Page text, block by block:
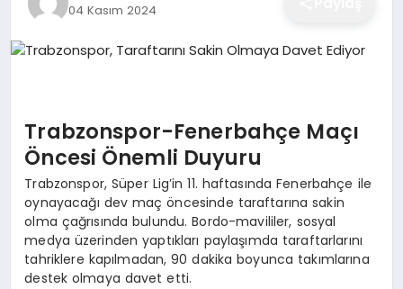
SAĞLIK
SPOR
YAŞAM
04 Kasım 2024
Trabzonspor-Fenerbahçe Maçı
Öncesi Önemli Duyuru
Trabzonspor, Süper Lig’in 11. haftasında Fenerbahçe ile
oynayacağı dev maç öncesinde taraftarına sakin
olma çağrısında bulundu. Bordo-mavililer, sosyal
medya üzerinden yaptıkları paylaşımda taraftarlarını
tahriklere kapılmadan, 90 dakika boyunca takımlarına
destek olmaya davet etti.